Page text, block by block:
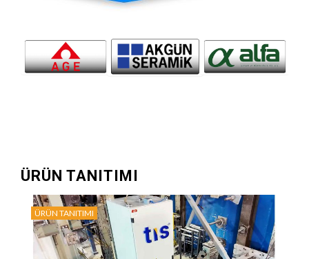
ÜRÜN TANITIMI
ÜRÜN TANITIMI